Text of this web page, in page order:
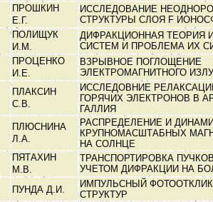
ПРОШКИН
Е.Г.
ИССЛЕДОВАНИЕ
СТРУКТУРЫ СЛОЯ F
ПОЛИЩУК
И.М.
ДИФРАКЦИОННАЯ ТЕОРИЯ
СИСТЕМ И ПРОБЛЕМА ИХ
ПРОЦЕНКО
И.Е.
ВЗРЫВНОЕ ПОГЛОЩЕНИЕ
ЭЛЕКТРОМАГНИТНОГО
ПЛАКСИН
С.В.
ИССЛЕДОВНИЕ
ГОРЯЧИХ ЭЛЕКТРОНОВ В
ГАЛЛИЯ
ПЛЮСНИНА
Л.А.
РАСПРЕДЕЛЕНИЕ И
КРУПНОМАСШТАБНЫХ
НА СОЛНЦЕ
ПЯТАХИН
М.В.
ТРАНСПОРТИРОВКА
УЧЕТОМ ДИФРАКЦИИ НА
ПУНДА Д.И.
ИМПУЛЬСНЫЙ
СТРУКТУР